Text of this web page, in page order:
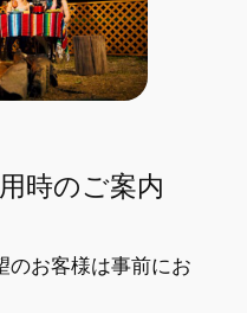
時のご案内
のお客様は事前にお